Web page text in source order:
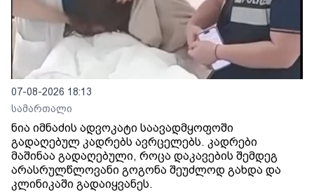
07-08-2026 18:13
სამართალი
ნია იმნაძის ადვოკატი საავადმყოფოში
გადაღებულ კადრებს ავრცელებს. კადრები
მაშინაა გადაღებული, როცა დაკავების შემდეგ
არასრულწლოვანი გოგონა შეუძლოდ გახდა და
კლინიკაში გადაიყვანეს.